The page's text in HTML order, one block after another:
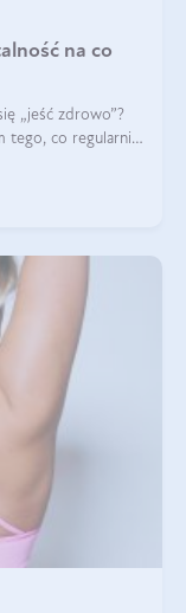
na co
„jeść zdrowo”?
tego, co regularnie